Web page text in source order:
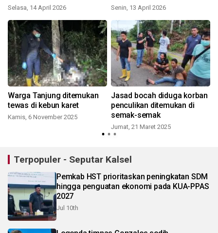
Selasa, 14 April 2026 Senin, 13 April 2026
Warga Tanjung ditemukan
tewas di kebun karet
Kamis, 6 November 2025
Jasad bocah diduga korban
penculikan ditemukan di
semak-semak
Jumat, 21 Maret 2025
Terpopuler - Seputar Kalsel
Pemkab HST prioritaskan peningkatan SDM
hingga penguatan ekonomi pada KUA-PPAS
2027
Jul 10th